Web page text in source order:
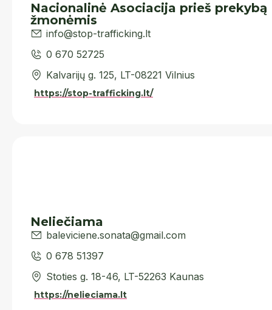
Nacionalinė Asociacija prieš prekybą
žmonėmis
info@stop-trafficking.lt
0 670 52725
Kalvarijų g. 125, LT-08221 Vilnius
https://stop-trafficking.lt/
Neliečiama
baleviciene.sonata@gmail.com
0 678 51397
Stoties g. 18-46, LT-52263 Kaunas
https://nelieciama.lt